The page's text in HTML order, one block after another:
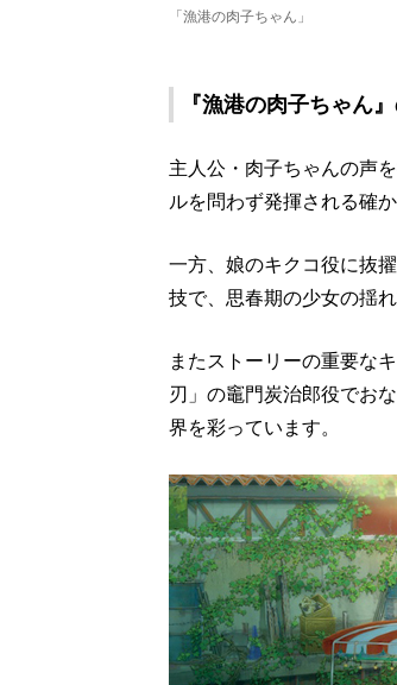
「漁港の肉子ちゃん」
『漁港の肉子ちゃん
主人公・肉子ちゃんの声
ルを問わず発揮される確
一方、娘のキクコ役に抜
技で、思春期の少女の揺
またストーリーの重要な
刃」の竈門炭治郎役でお
界を彩っています。